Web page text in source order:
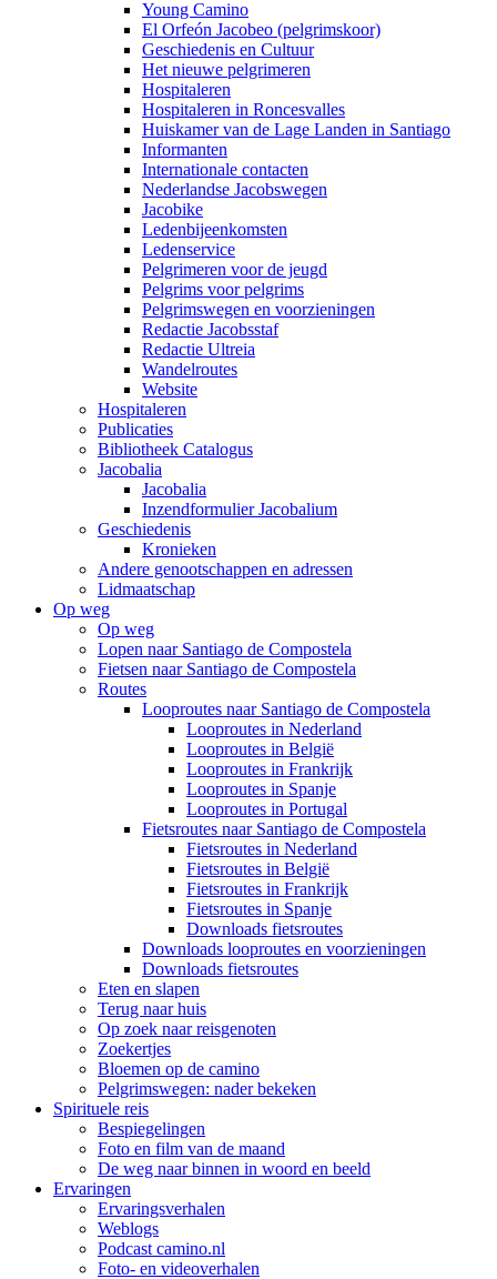
Young Camino
El Orfeón Jacobeo (pelgrimskoor)
Geschiedenis en Cultuur
Het nieuwe pelgrimeren
Hospitaleren
Hospitaleren in Roncesvalles
Huiskamer van de Lage Landen in Santiago
Informanten
Internationale contacten
Nederlandse Jacobswegen
Jacobike
Ledenbijeenkomsten
Ledenservice
Pelgrimeren voor de jeugd
Pelgrims voor pelgrims
Pelgrimswegen en voorzieningen
Redactie Jacobsstaf
Redactie Ultreia
Wandelroutes
Website
Hospitaleren
Publicaties
Bibliotheek Catalogus
Jacobalia
Jacobalia
Inzendformulier Jacobalium
Geschiedenis
Kronieken
Andere genootschappen en adressen
Lidmaatschap
Op weg
Op weg
Lopen naar Santiago de Compostela
Fietsen naar Santiago de Compostela
Routes
Looproutes naar Santiago de Compostela
Looproutes in Nederland
Looproutes in België
Looproutes in Frankrijk
Looproutes in Spanje
Looproutes in Portugal
Fietsroutes naar Santiago de Compostela
Fietsroutes in Nederland
Fietsroutes in België
Fietsroutes in Frankrijk
Fietsroutes in Spanje
Downloads fietsroutes
Downloads looproutes en voorzieningen
Downloads fietsroutes
Eten en slapen
Terug naar huis
Op zoek naar reisgenoten
Zoekertjes
Bloemen op de camino
Pelgrimswegen: nader bekeken
Spirituele reis
Bespiegelingen
Foto en film van de maand
De weg naar binnen in woord en beeld
Ervaringen
Ervaringsverhalen
Weblogs
Podcast camino.nl
Foto- en videoverhalen